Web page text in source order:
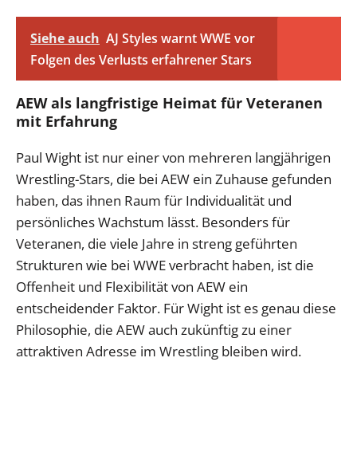
Siehe auch AJ Styles warnt WWE vor
Folgen des Verlusts erfahrener Stars
AEW als langfristige Heimat für Veteranen
mit Erfahrung
Paul Wight ist nur einer von mehreren langjährigen
Wrestling-Stars, die bei AEW ein Zuhause gefunden
haben, das ihnen Raum für Individualität und
persönliches Wachstum lässt. Besonders für
Veteranen, die viele Jahre in streng geführten
Strukturen wie bei WWE verbracht haben, ist die
Offenheit und Flexibilität von AEW ein
entscheidender Faktor. Für Wight ist es genau diese
Philosophie, die AEW auch zukünftig zu einer
attraktiven Adresse im Wrestling bleiben wird.